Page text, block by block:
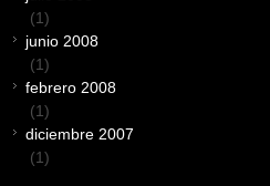
(1)
junio 2008
(1)
febrero 2008
(1)
diciembre 2007
(1)